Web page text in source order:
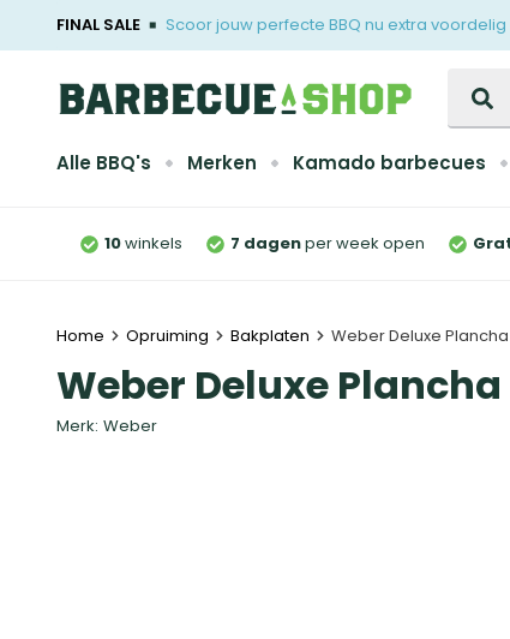
FINAL SALE Scoor jouw perfecte BBQ nu extra voordelig
Alle BBQ's Merken Kamado barbecues
10winkels 7 dagenper week open
Home Opruiming Bakplaten Weber Deluxe
Weber Deluxe
Merk: Weber